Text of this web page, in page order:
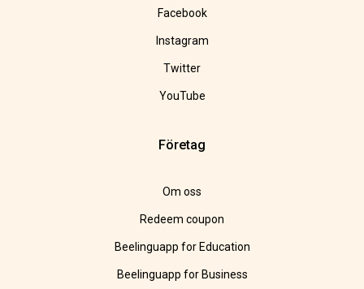
Facebook
Instagram
Twitter
YouTube
Företag
Om oss
Redeem coupon
Beelinguapp for Education
Beelinguapp for Business